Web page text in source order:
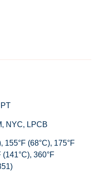
NYC, LPCB
155°F (68°C), 175°F
(141°C), 360°F